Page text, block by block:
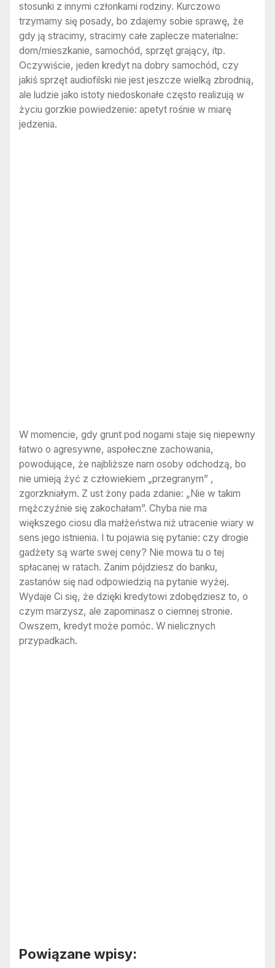
stosunki z innymi członkami rodziny. Kurczowo
trzymamy się posady, bo zdajemy sobie sprawę, że
gdy ją stracimy, stracimy całe zaplecze materialne:
dom/mieszkanie, samochód, sprzęt grający, itp.
Oczywiście, jeden kredyt na dobry samochód, czy
jakiś sprzęt audiofilski nie jest jeszcze wielką zbrodnią,
ale ludzie jako istoty niedoskonałe często realizują w
życiu gorzkie powiedzenie: apetyt rośnie w miarę
jedzenia.
W momencie, gdy grunt pod nogami staje się niepewny
łatwo o agresywne, aspołeczne zachowania,
powodujące, że najbliższe nam osoby odchodzą, bo
nie umieją żyć z człowiekiem „przegranym” ,
zgorzkniałym. Z ust żony pada zdanie: „Nie w takim
mężczyźnie się zakochałam”. Chyba nie ma
większego ciosu dla małżeństwa niż utracenie wiary w
sens jego istnienia. I tu pojawia się pytanie: czy drogie
gadżety są warte swej ceny? Nie mowa tu o tej
spłacanej w ratach. Zanim pójdziesz do banku,
zastanów się nad odpowiedzią na pytanie wyżej.
Wydaje Ci się, że dzięki kredytowi zdobędziesz to, o
czym marzysz, ale zapominasz o ciemnej stronie.
Owszem, kredyt może pomóc. W nielicznych
przypadkach.
Powiązane wpisy: